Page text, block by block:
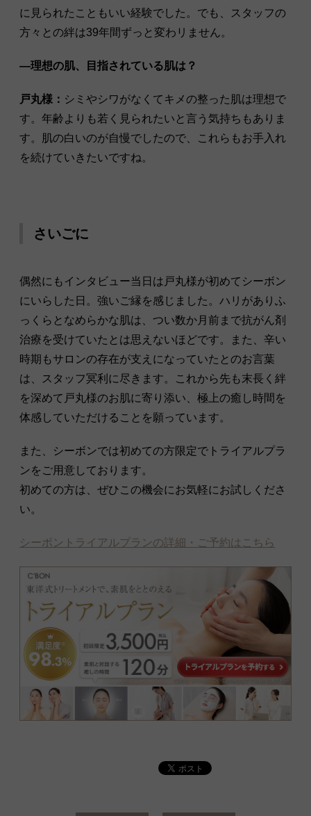
に見られたこともいい経験でした。でも、スタッフの
方々との絆は39年間ずっと変わリません。
―理想の肌、目指されている肌は？
戸丸様： シミやシワがなくてキメの整った肌は理想で
す。年齢よりも若く見られたいと言う気持ちもありま
す。肌の白いのが自慢でしたので、これらもお手入れ
を続けていきたいですね。
さいごに
偶然にもインタビュー当日は戸丸様が初めてシーボン
にいらした日。強いご縁を感じました。ハリがありふ
っくらとなめらかな肌は、つい数か月前まで抗がん剤
治療を受けていたとは思えないほどです。また、辛い
時期もサロンの存在が支えになっていたとのお言葉
は、スタッフ冥利に尽きます。これから先も末長く絆
を深めて戸丸様のお肌に寄り添い、極上の癒し時間を
体感していただけることを願っています。
また、シーボンでは初めての方限定でトライアルプラ
ンをご用意しております。
初めての方は、ぜひこの機会にお気軽にお試しくださ
い。
シーボントライアルプランの詳細・ご予約はこちら